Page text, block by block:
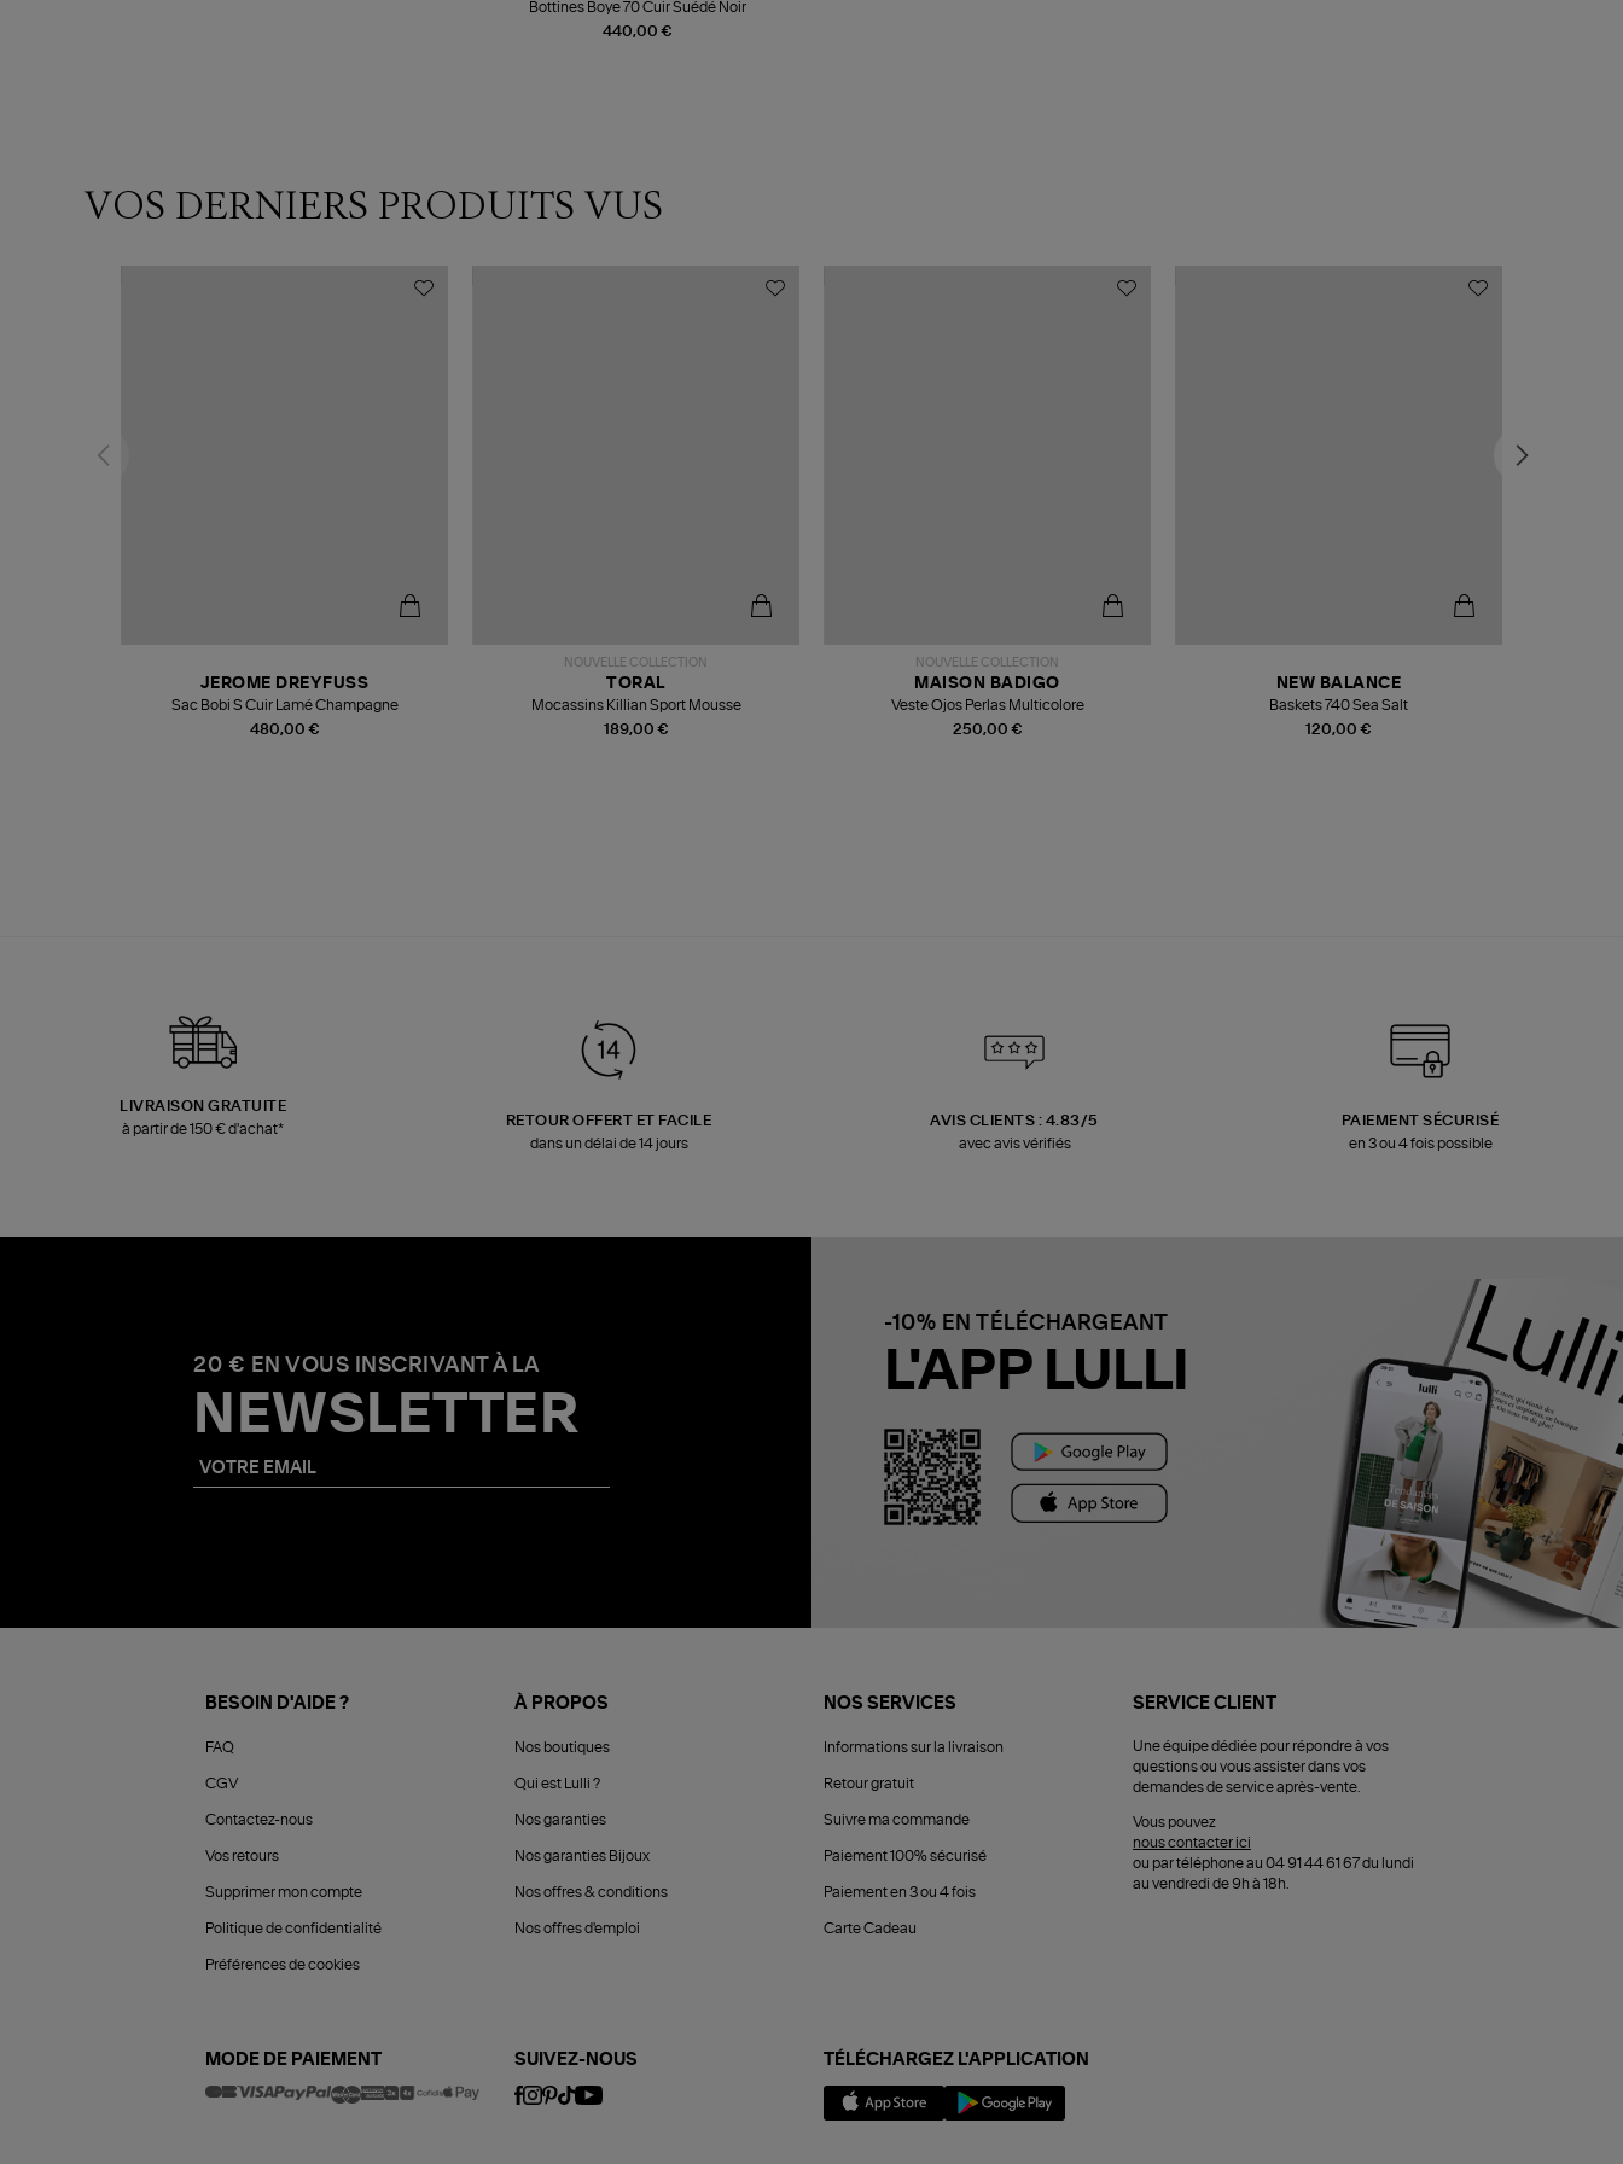
440,00 €
Bottines Boye 70 Cuir Suédé Noir
VOS DERNIERS PRODUITS VUS
480,00 €
JEROME DREYFUSS
Sac Bobi S Cuir Lamé Champagne
NOUVELLE COLLECTION
189,00 €
TORAL
Mocassins Killian Sport Mousse
NOUVELLE COLLECTION
250,00 €
MAISON BADIGO
Veste Ojos Perlas Multicolore
120,00 €
NEW BALANCE
Baskets 740 Sea Salt
LIVRAISON GRATUITE
à partir de 150 € d'achat*
RETOUR OFFERT ET FACILE
dans un délai de 14 jours
AVIS CLIENTS : 4.83/5
avec avis vérifiés
PAIEMENT SÉCURISÉ
en 3 ou 4 fois possible
20 € EN VOUS INSCRIVANT À LA
NEWSLETTER
-10% EN TÉLÉCHARGEANT
L'APP LULLI
BESOIN D'AIDE ?
FAQ
CGV
Contactez-nous
Vos retours
Supprimer mon compte
Politique de confidentialité
Préférences de cookies
À PROPOS
Nos boutiques
Qui est Lulli ?
Nos garanties
Nos garanties Bijoux
Nos offres & conditions
Nos offres d'emploi
NOS SERVICES
Informations sur la livraison
Retour gratuit
Suivre ma commande
Paiement 100% sécurisé
Paiement en 3 ou 4 fois
Carte Cadeau
SERVICE CLIENT
Une équipe dédiée pour répondre à vos
questions ou vous assister dans vos
demandes de service après-vente.
Vous pouvez
nous contacter ici
ou par téléphone au 04 91 44 61 67 du lundi
au vendredi de 9h à 18h.
MODE DE PAIEMENT SUIVEZ-NOUS TÉLÉCHARGEZ L'APPLICATION